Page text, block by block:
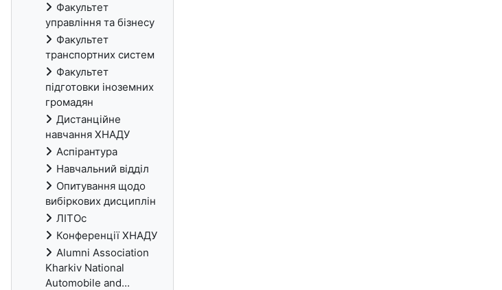
Факультет
управління та бізнесу
Факультет
транспортних систем
Факультет
підготовки іноземних
громадян
Дистанційне
навчання ХНАДУ
Аспірантура
Навчальний відділ
Опитування щодо
вибіркових дисциплін
ЛІТОс
Конференції ХНАДУ
Alumni Association
Kharkiv National
Automobile and...